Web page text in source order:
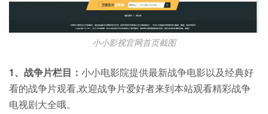
小小影视官网首页截图
1、战争片栏目： 小小电影院提供最新战争电影以及经典好
看的战争片观看,欢迎战争片爱好者来到本站观看精彩战争
电视剧大全哦。